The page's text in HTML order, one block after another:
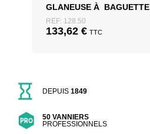
GLANEUSE À BAGUETTE
REF: 128.50
133,62 € TTC
DEPUIS1849
50 VANNIERS
PROFESSIONNELS